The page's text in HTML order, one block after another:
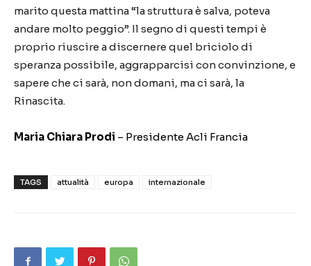
marito questa mattina “la struttura è salva, poteva
andare molto peggio”. Il segno di questi tempi è
proprio riuscire a discernere quel briciolo di
speranza possibile, aggrapparcisi con convinzione, e
sapere che ci sarà, non domani, ma ci sarà, la
Rinascita.
Maria Chiara Prodi – Presidente Acli Francia
TAGS attualità europa internazionale